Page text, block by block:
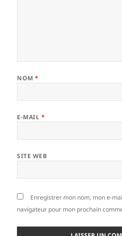
NOM*
E-MAIL *
SITE WEB
Enregistrer mon nom, mon e-
navigateur pour mon prochain